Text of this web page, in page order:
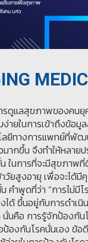
แลสุขภาพของคนยุค
ายในการเข้าถึงข้อ
ลยีทางการแพทย์ที่พั
ากขึ้น จึงทำให้หลายป
ในการที่จะมีสุขภาพ
วัยสูงอายุ เพื่อจะได้
คำพูดที่ว่า “การไม่มี
งได้ ขึ้นอยู่กับการดำเ
นั่นคือ การรู้จักป้องกั
องกันโรคนั่นเอง ข้อ